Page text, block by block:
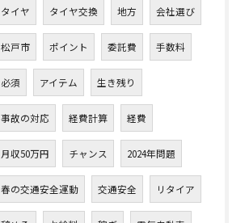
タイヤ タイヤ交換 地方 会社選び
松戸市 ポイント 委託費 手数料
必須 アイテム 生き残り
事故の対応 経費計算 経費
月収50万円 チャンス 2024年問題
春の交通安全運動 交通安全 リタイア